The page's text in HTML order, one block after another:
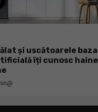
și uscătoarele
îți cunosc